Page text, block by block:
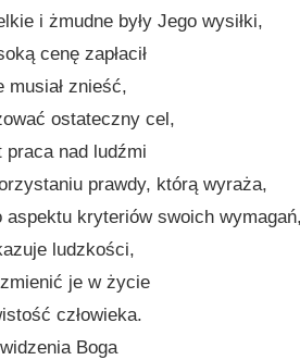
i żmudne były Jego wysiłki,
cenę zapłacił
musiał znieść,
ostateczny cel,
praca nad ludźmi
prawdy, którą wyraża,
aspektu kryteriów swoich
ludzkości,
je w życie
człowieka.
Boga